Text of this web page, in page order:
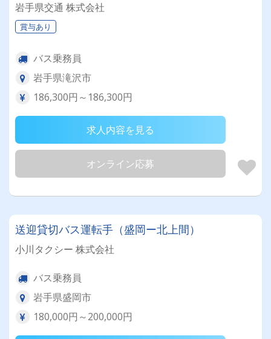
岩手県交通 株式会社
賞与あり
バス乗務員
岩手県滝沢市
186,300円～186,300円
求人内容を見る
オンライン応募
送迎貸切バス運転手（盛岡ー北上間）
小川タクシー 株式会社
バス乗務員
岩手県盛岡市
180,000円～200,000円